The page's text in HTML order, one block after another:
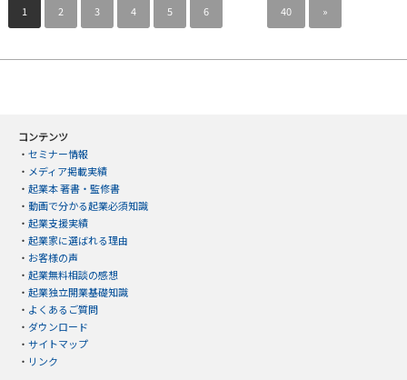
1 2 3 4 5 6 40 »
コンテンツ
・ セミナー情報
・ メディア掲載実績
・ 起業本 著書・監修書
・ 動画で分かる起業必須知識
・ 起業支援実績
・ 起業家に選ばれる理由
・ お客様の声
・ 起業無料相談の感想
・ 起業独立開業基礎知識
・ よくあるご質問
・ ダウンロード
・ サイトマップ
・ リンク